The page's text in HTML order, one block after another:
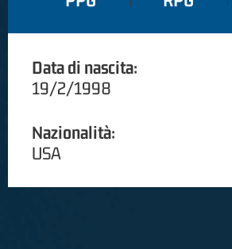
Data di nascita:
19/2/1998
Nazionalità:
USA